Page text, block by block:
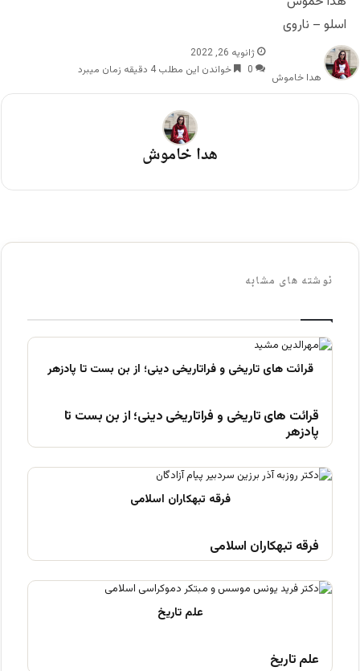
اسلو – ناروی
هدا خاموش
ژانویه 26, 2022
0
خواندن این مطلب 4 دقیقه زمان میبرد
هدا خاموش
نوشته های مشابه
قرائت های تاریخی و فراتاریخی دینی؛ از بن بست تا
پادزهر
فرقه تبهکاران اسلامی
علم تاریخ